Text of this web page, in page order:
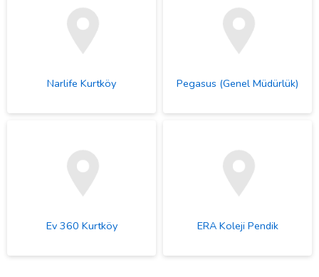
Narlife Kurtköy Pegasus (Genel Müdürlük)
Ev 360 Kurtköy ERA Koleji Pendik